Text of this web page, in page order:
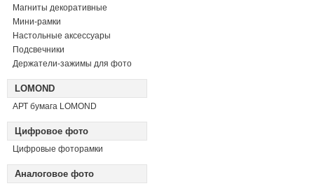
Магниты декоративные
Мини-рамки
Настольные аксессуары
Подсвечники
Держатели-зажимы для фото
LOMOND
АРТ бумага LOMOND
Цифровое фото
Цифровые фоторамки
Аналоговое фото